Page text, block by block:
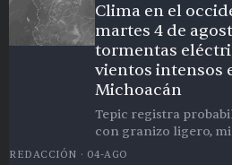
Clima en el
martes 4 de
tormentas
vientos intensos
Michoacán
Tepic registra
con granizo ligero,
enfrenta ráfagas de
REDACCIÓN · 04-AGO